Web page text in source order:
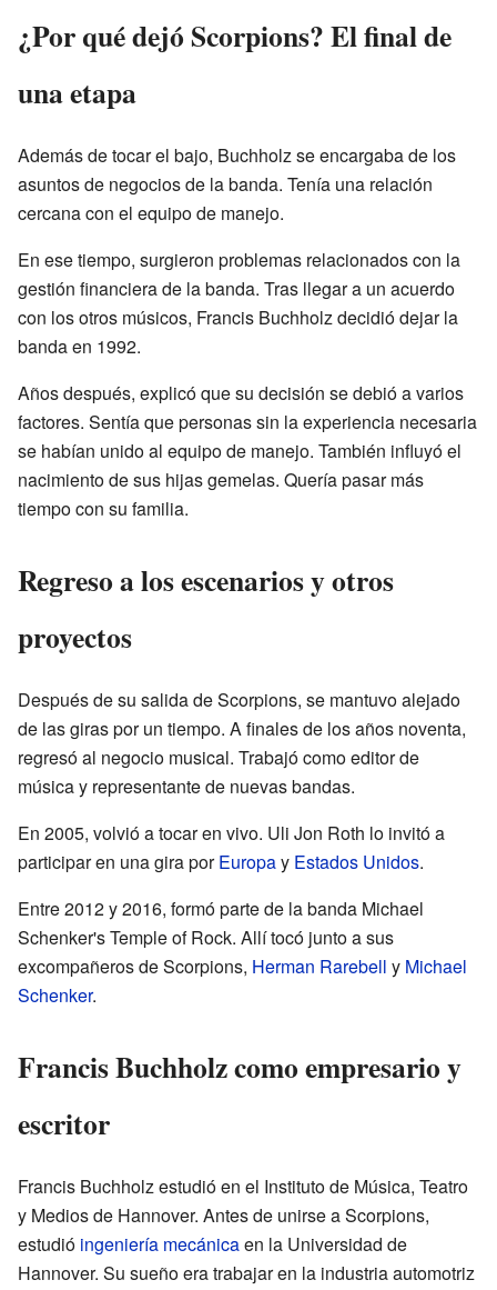
¿Por qué dejó Scorpions? El final de
una etapa
Además de tocar el bajo, Buchholz se encargaba de los
asuntos de negocios de la banda. Tenía una relación
cercana con el equipo de manejo.
En ese tiempo, surgieron problemas relacionados con la
gestión financiera de la banda. Tras llegar a un acuerdo
con los otros músicos, Francis Buchholz decidió dejar la
banda en 1992.
Años después, explicó que su decisión se debió a varios
factores. Sentía que personas sin la experiencia necesaria
se habían unido al equipo de manejo. También influyó el
nacimiento de sus hijas gemelas. Quería pasar más
tiempo con su familia.
Regreso a los escenarios y otros
proyectos
Después de su salida de Scorpions, se mantuvo alejado
de las giras por un tiempo. A finales de los años noventa,
regresó al negocio musical. Trabajó como editor de
música y representante de nuevas bandas.
En 2005, volvió a tocar en vivo. Uli Jon Roth lo invitó a
participar en una gira porEuropay Estados Unidos.
Entre 2012 y 2016, formó parte de la banda Michael
Schenker's Temple of Rock. Allí tocó junto a sus
excompañeros de Scorpions, Herman Rarebell y Michael
Schenker.
Francis Buchholz como empresario y
escritor
Francis Buchholz estudió en el Instituto de Música, Teatro
y Medios de Hannover. Antes de unirse a Scorpions,
estudió ingeniería mecánicaen la Universidad de
Hannover. Su sueño era trabajar en la industria automotriz